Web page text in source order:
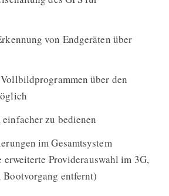
von Endgeräten über
über den
zu bedienen
im Gesamtsystem
erweiterte Providerauswahl im 3G,
entfernt)